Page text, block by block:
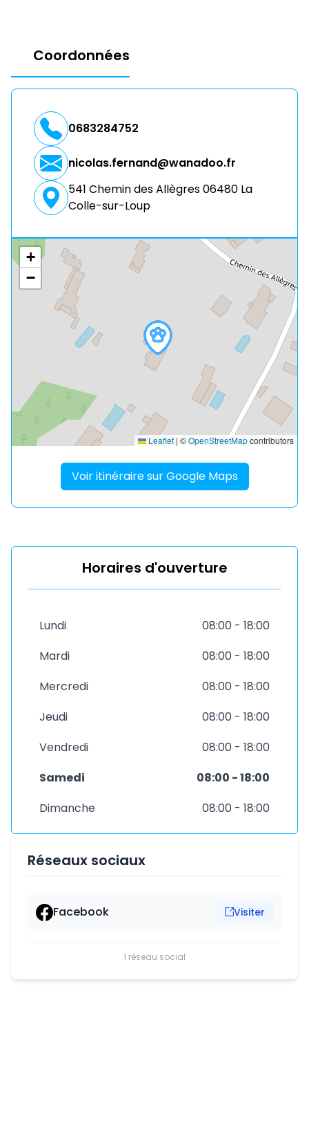
Coordonnées
0683284752
nicolas.fernand@wanadoo.fr
541 Chemin des Allègres 06480 La
Colle-sur-Loup
+
−
Leaflet | ©OpenStreetMapcontributors
Voir itinéraire sur Google Maps
Horaires d'ouverture
Lundi
08:00 - 18:00
Mardi
08:00 - 18:00
Mercredi
08:00 - 18:00
Jeudi
08:00 - 18:00
Vendredi
08:00 - 18:00
Samedi
08:00 - 18:00
Dimanche
08:00 - 18:00
Réseaux sociaux
Facebook Visiter
1 réseau social